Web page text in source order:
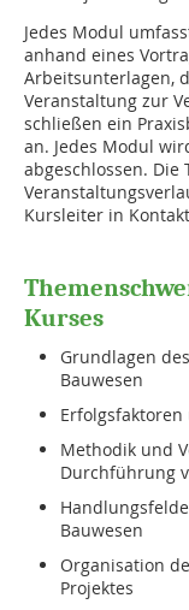
Jedes Modul
anhand eines
Arbeitsunterlagen,
Veranstaltung zur
schließen ein
an. Jedes Modul
abgeschlossen.
Kursleiter in
Kurses
Grundlagen
Bauwesen
Methodik und
Durchführung
Bauwesen
Organisation
Projektes